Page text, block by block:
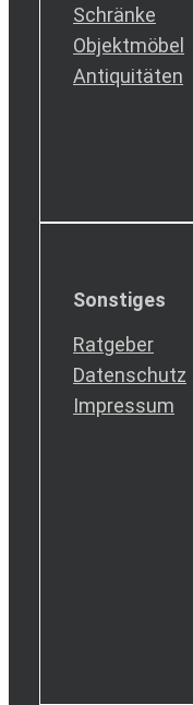
Schränke
Objektmöbel
Antiquitäten
Sonstiges
Ratgeber
Datenschutz
Impressum